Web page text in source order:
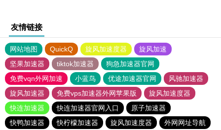
友情链接
网站地图 QuickQ 旋风加速度器
旋风加速
坚果加速器
tiktok加速器
狗急加速器官网
免费vqn外网加速
小蓝鸟 优途加速器官网
风驰加速器
旋风加速器
免费vps加速器外网苹果版
旋风加速度器
快连加速器
快连加速器官网入口
原子加速器
快鸭加速器
快柠檬加速器 旋风加速度器
外网网址导航